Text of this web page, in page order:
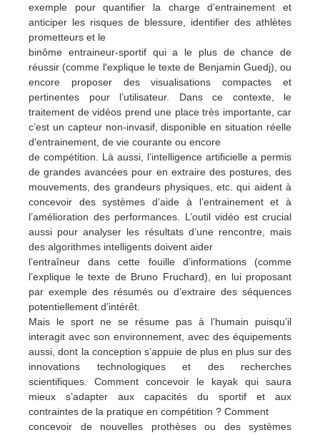
exemple pour quantifier la charge d’entrainement et
anticiper les risques de blessure, identifier des athlètes
prometteurs et le
binôme entraineur-sportif qui a le plus de chance de
réussir (comme l'explique le texte de Benjamin Guedj), ou
encore proposer des visualisations compactes et
pertinentes pour l’utilisateur. Dans ce contexte, le
traitement de vidéos prend une place très importante, car
c’est un capteur non-invasif, disponible en situation réelle
d’entrainement, de vie courante ou encore
de compétition. Là aussi, l’intelligence artificielle a permis
de grandes avancées pour en extraire des postures, des
mouvements, des grandeurs physiques, etc. qui aident à
concevoir des systèmes d’aide à l’entrainement et à
l’amélioration des performances. L’outil vidéo est crucial
aussi pour analyser les résultats d’une rencontre, mais
des algorithmes intelligents doivent aider
l’entraîneur dans cette fouille d’informations (comme
l’explique le texte de Bruno Fruchard), en lui proposant
par exemple des résumés ou d’extraire des séquences
potentiellement d’intérêt.
Mais le sport ne se résume pas à l’humain puisqu’il
interagit avec son environnement, avec des équipements
aussi, dont la conception s’appuie de plus en plus sur des
innovations technologiques et des recherches
scientifiques. Comment concevoir le kayak qui saura
mieux s’adapter aux capacités du sportif et aux
contraintes de la pratique en compétition ? Comment
concevoir de nouvelles prothèses ou des systèmes